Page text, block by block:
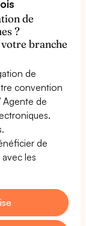
de
?
branche
de
convention
Agente de
de
les